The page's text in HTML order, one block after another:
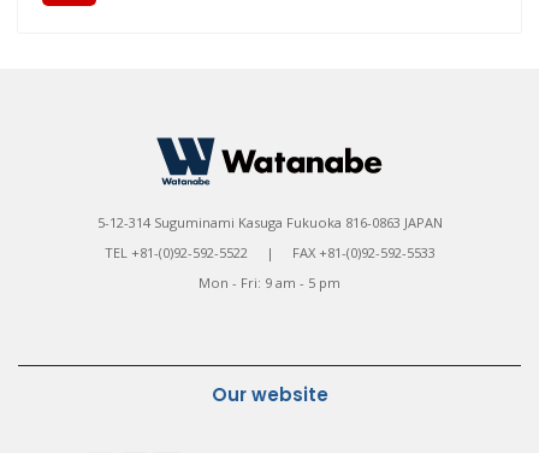
5-12-314 Suguminami Kasuga Fukuoka 816-0863 JAPAN
TEL +81-(0)92-592-5522 | FAX +81-(0)92-592-5533
Mon - Fri: 9 am - 5 pm
Our website